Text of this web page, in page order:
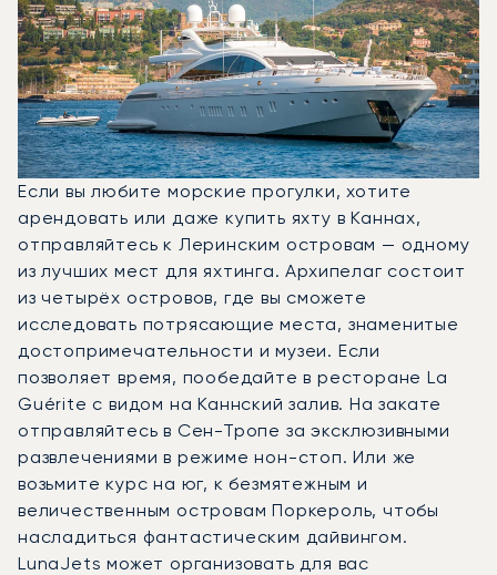
Если вы любите морские прогулки, хотите
арендовать или даже купить яхту в Каннах,
отправляйтесь к Леринским островам — одному
из лучших мест для яхтинга. Архипелаг состоит
из четырёх островов, где вы сможете
исследовать потрясающие места, знаменитые
достопримечательности и музеи. Если
позволяет время, пообедайте в ресторане La
Guérite с видом на Каннский залив. На закате
отправляйтесь в Сен-Тропе за эксклюзивными
развлечениями в режиме нон-стоп. Или же
возьмите курс на юг, к безмятежным и
величественным островам Поркероль, чтобы
насладиться фантастическим дайвингом.
LunaJets может организовать для вас